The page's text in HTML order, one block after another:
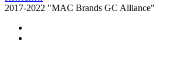
2017-2022 "MAC Brands GC Alliance"